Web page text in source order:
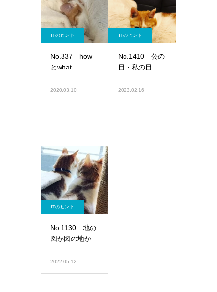
ITのヒント
No.337 how
とwhat
2020.03.10
ITのヒント
No.1410 公の
目・私の目
2023.02.16
ITのヒント
No.1130 地の
図か図の地か
2022.05.12